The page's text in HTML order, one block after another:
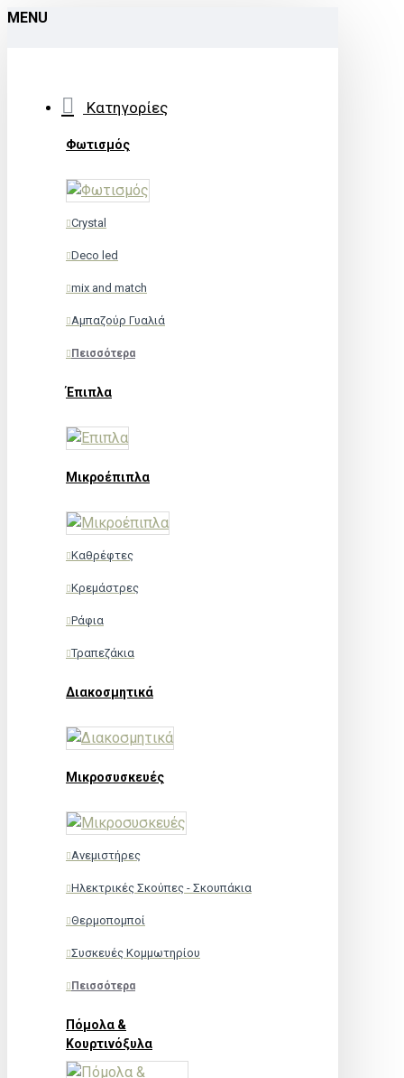
MENU
Κατηγορίες
Φωτισμός
Crystal
Deco led
mix and match
Αμπαζούρ Γυαλιά
Πεισσότερα
Έπιπλα
Μικροέπιπλα
Καθρέφτες
Κρεμάστρες
Ράφια
Τραπεζάκια
Διακοσμητικά
Μικροσυσκευές
Ανεμιστήρες
Ηλεκτρικές Σκούπες - Σκουπάκια
Θερμοπομποί
Συσκευές Κομμωτηρίου
Πεισσότερα
Πόμολα &
Κουρτινόξυλα